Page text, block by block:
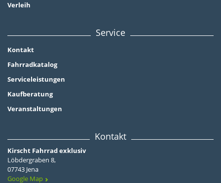
Verleih
Service
Kontakt
Fahrradkatalog
Serviceleistungen
Kaufberatung
Veranstaltungen
Kontakt
Kirscht Fahrrad exklusiv
Löbdergraben 8,
07743 Jena
Google Map